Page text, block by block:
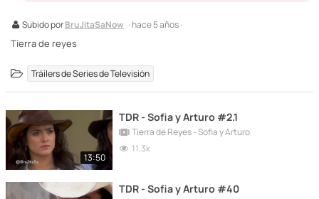
Subido porBruJitaSaNow · hace 5 años ·
Tierra de reyes
Tráilers de Series de Televisión
13:50
TDR - Sofia y Arturo #2.1
Tierra de Reyes - Sofia y Arturo
11,3k
TDR - Sofia y Arturo #40